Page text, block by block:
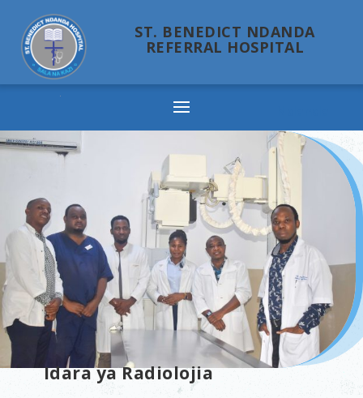
ST. BENEDICT NDANDA
REFERRAL HOSPITAL
Idara ya Radiolojia